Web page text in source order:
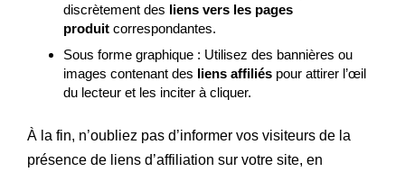
discrètement des liens vers les pages
produit correspondantes.
Sous forme graphique : Utilisez des bannières ou
images contenant des liens affiliés pour attirer l’œil
du lecteur et les inciter à cliquer.
À la fin, n’oubliez pas d’informer vos visiteurs de la
présence de liens d’affiliation sur votre site, en